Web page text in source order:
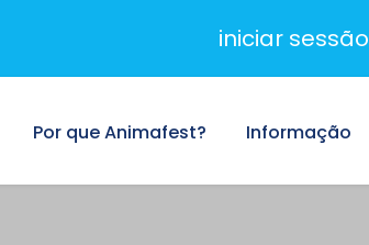
iniciar sessão
Por que Animafest? Informação